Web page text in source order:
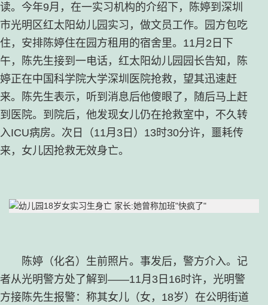
读。今年9月，在一实习机构的介绍下，陈婷到深圳
市光明区红太阳幼儿园实习，做文员工作。园方包吃
住，安排陈婷住在园方租用的宿舍里。11月2日下
午，陈先生接到一电话，红太阳幼儿园园长告知，陈
婷正在中国科学院大学深圳医院抢救，望其迅速赶
来。陈先生表示，听到消息后他傻眼了，随后马上赶
到医院。到院后，他发现女儿仍在抢救室中，不久转
入ICU病房。次日（11月3日）13时30分许，噩耗传
来，女儿因抢救无效身亡。
陈婷（化名）生前照片。事发后，警方介入。记
者从光明警方处了解到——11月3日16时许，光明警
方接陈先生报警：称其女儿（女，18岁）在公明街道